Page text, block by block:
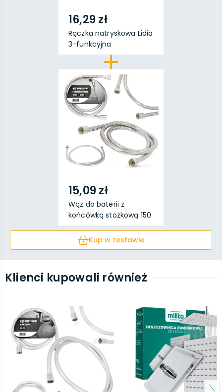
16,29 zł
Rączka natryskowa Lidia
3-funkcyjna
15,09 zł
Wąż do baterii z
końcówką stożkową 150
c...
Kup w zestawie
Klienci kupowali również